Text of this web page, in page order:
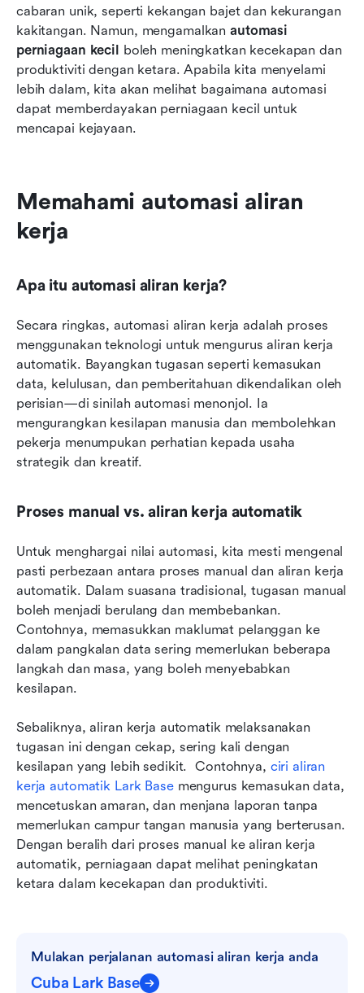
cabaran unik, seperti kekangan bajet dan kekurangan
kakitangan. Namun, mengamalkan automasi
perniagaan kecil boleh meningkatkan kecekapan dan
produktiviti dengan ketara. Apabila kita menyelami
lebih dalam, kita akan melihat bagaimana automasi
dapat memberdayakan perniagaan kecil untuk
mencapai kejayaan.
Memahami automasi aliran
kerja
Apa itu automasi aliran kerja?
Secara ringkas, automasi aliran kerja adalah proses
menggunakan teknologi untuk mengurus aliran kerja
automatik. Bayangkan tugasan seperti kemasukan
data, kelulusan, dan pemberitahuan dikendalikan oleh
perisian—di sinilah automasi menonjol. Ia
mengurangkan kesilapan manusia dan membolehkan
pekerja menumpukan perhatian kepada usaha
strategik dan kreatif.
Proses manual vs. aliran kerja automatik
Untuk menghargai nilai automasi, kita mesti mengenal
pasti perbezaan antara proses manual dan aliran kerja
automatik. Dalam suasana tradisional, tugasan manual
boleh menjadi berulang dan membebankan.
Contohnya, memasukkan maklumat pelanggan ke
dalam pangkalan data sering memerlukan beberapa
langkah dan masa, yang boleh menyebabkan
kesilapan.
Sebaliknya, aliran kerja automatik melaksanakan
tugasan ini dengan cekap, sering kali dengan
kesilapan yang lebih sedikit. Contohnya, ciri aliran
kerja automatik Lark Base mengurus kemasukan data,
mencetuskan amaran, dan menjana laporan tanpa
memerlukan campur tangan manusia yang berterusan.
Dengan beralih dari proses manual ke aliran kerja
automatik, perniagaan dapat melihat peningkatan
ketara dalam kecekapan dan produktiviti.
Mulakan perjalanan automasi aliran kerja anda
Cuba Lark Base